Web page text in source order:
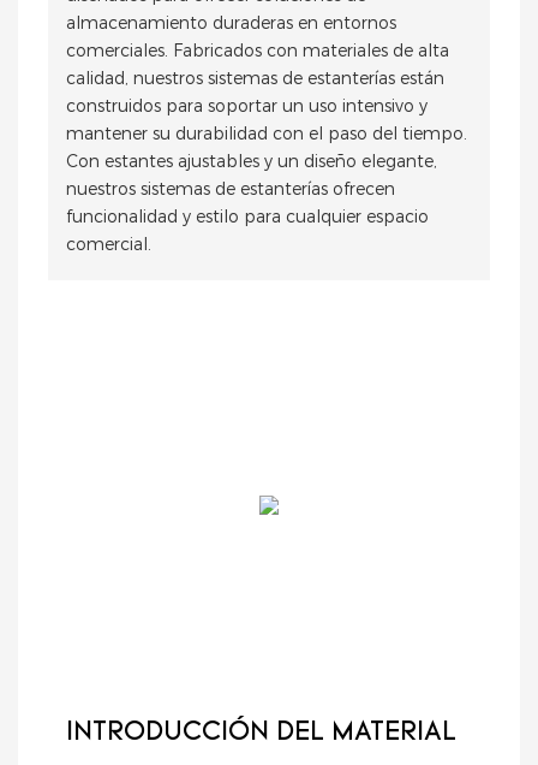
almacenamiento duraderas en entornos
comerciales. Fabricados con materiales de alta
calidad, nuestros sistemas de estanterías están
construidos para soportar un uso intensivo y
mantener su durabilidad con el paso del tiempo.
Con estantes ajustables y un diseño elegante,
nuestros sistemas de estanterías ofrecen
funcionalidad y estilo para cualquier espacio
comercial.
INTRODUCCIÓN DEL MATERIAL